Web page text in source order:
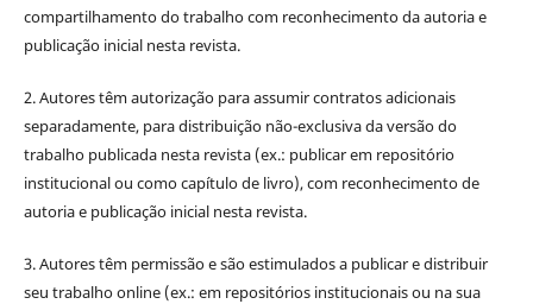
compartilhamento do trabalho com reconhecimento da autoria e
publicação inicial nesta revista.
2. Autores têm autorização para assumir contratos adicionais
separadamente, para distribuição não-exclusiva da versão do
trabalho publicada nesta revista (ex.: publicar em repositório
institucional ou como capítulo de livro), com reconhecimento de
autoria e publicação inicial nesta revista.
3. Autores têm permissão e são estimulados a publicar e distribuir
seu trabalho online (ex.: em repositórios institucionais ou na sua